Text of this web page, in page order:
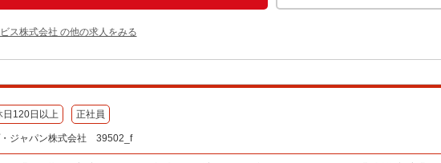
ス株式会社 の他の求人をみる
日120日以上 正社員
・ジャパン株式会社 39502_f